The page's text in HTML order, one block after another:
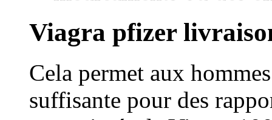
Viagra pfizer
Cela permet aux
suffisante pour des